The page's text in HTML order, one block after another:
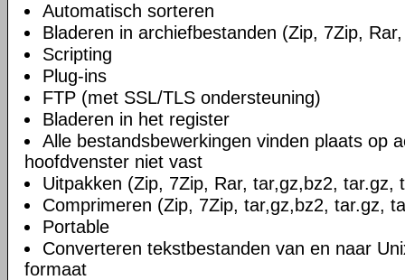
Automatisch sorteren
Bladeren in archiefbestanden (Zip, 7Zip,
Scripting
Plug-ins
FTP (met SSL/TLS ondersteuning)
Bladeren in het register
Alle bestandsbewerkingen vinden plaats op
hoofdvenster niet vast
Uitpakken (Zip, 7Zip, Rar, tar,gz,bz2, tar.gz,
Comprimeren (Zip, 7Zip, tar,gz,bz2, tar.gz,
Portable
Converteren tekstbestanden van en naar
formaat